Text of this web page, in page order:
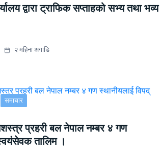
द्वारा ट्राफिक सप्ताहको सभ्य तथा भव्य
२ महिना अगाडि
समाचार
प्रहरी बल नेपाल नम्बर ४ गण
तालिम ।